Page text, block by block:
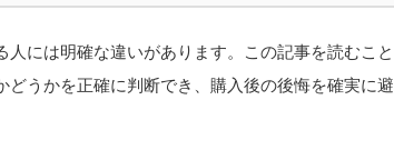
には明確な違いがあります。この記事を読むこと
うかを正確に判断でき、購入後の後悔を確実に避